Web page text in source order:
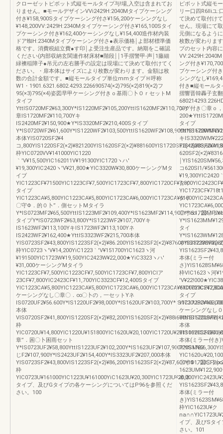
クローゼットピボット式縦モールタイプ与!場,入空は含まれてお
りません。■モールデザインVVi2429H:2040Mタイプケーシング
付き¥158,900Sタイプケーシング付さ¥156,200ケーシングなし
¥148,200VV:2429H:2340Mタイプケーシング付さ¥165,100Sタイ
プケーシンク付き¥162,400ケーシングなし¥154,400造作材内装
ドア蜘H:2340Mタイプケーシング付さ●表示価格￨よ部材標準価
格です。消費税組立費●す印￨よ受注生産品です。納期をこ確認
ください(内部収納玄関連作材床材■階段￨￨1手摺警甲‐声￨1藤細
緑襖稲障子●吊元の左右勝手の設定は現場にて決めて取付けてく
ださい。・扉本体はサイズにより枚数が変わります。金額は枚
数の合計金額です。■縦モールタイプ単位mmタイプＨ呼称
W1・1901.6321.6802.4293.226690574(×2)795(×2)819(×2)フ
95(×3)795(×4)姿図早甲ケーシング付きｏ基雨〇卜ＯｒセットM
タイフ
YttIS0720MF2¥63,300Y*IS1220MF2¥105,200YttIS1620MF2¥110,700Y
章IS1720MF2¥110,700Yキ
IS2420MF2¥150,900★Y*IS3320MF2¥210,400Sタイプ
本体YIS0720SF2¥4
コ
枠YIC0720VV¥141000YIC1220
｀′V¥15,500YlC162011V¥191300YIC1720ヽハ′
¥19,300YIC2420ヽ′V¥21,800★YIC3320W¥30,800ケーシングMタ
イブ
タイプ
〇守Φ．的０卜”．側セットMタイラ
タイプY*IS0723WF2¥63,800Y*IS1223WF2¥107,700Yキ
IS1623WF2¥113,100YキIS1723WF2¥113,100Yネ
IS2423WF2¥162,400★YttIS3323WF2¥215,700本体
枠YIC0723ヽ′V¥14,200YiC1223｀′V¥151700YIC1623ヽ河
¥191500YIC1723W¥19,500YIC2423W¥22,000★YiC3323ヽハ′
¥31,000ケーシングMタイラ
YIC1223CF¥7,500YIC1223CF¥7,500YIC1723CF¥7,800YIClア
23CF¥7,800YIC2423CF¥11,700YIC3323CF¥12,400Sタイプ
ケーシングなし〇章〇．∞〇卜の，一セットYネ
本体
枠
章”．困〇卜困雨セット
Y*IS0723UF2¥58,800YttIS1223UF2¥102,200Y*IS1623UF2¥107,900Y*IS1723
じF2¥107,900Y*IS2423UF2¥154,400Y*IS3323UF2¥207,000本体
枠
タイプ、及びGタイプの各ケーシングについてはP96を参照くだ
さい。100
ピボット式縦モ
リー口四R6lliユ:
て決めて取付け
せん。現場にて
元側になるよう
枚数が変わりま
プのセット内容
ング付き
プケーシング付
シングなし
付き■縦モールタ
摺響晋韓轟子玄
ング付き〇章ｏ
タイプ
キ
￨
コ620Sl1/
¥19,300YIC2420
タイ
タイ
〇寸∞，国〇卜
タイ
ネ
本体(ミラー付
さ
枠VIC1623ヽ河
タイプ
ケーシングなし
本体
本体(ミラー付き
〇寸Φ，国〇卜∞
本体
本体(ミラー付
き
枠YIC1623U¥ク
イプ、及びSタ
さい。101